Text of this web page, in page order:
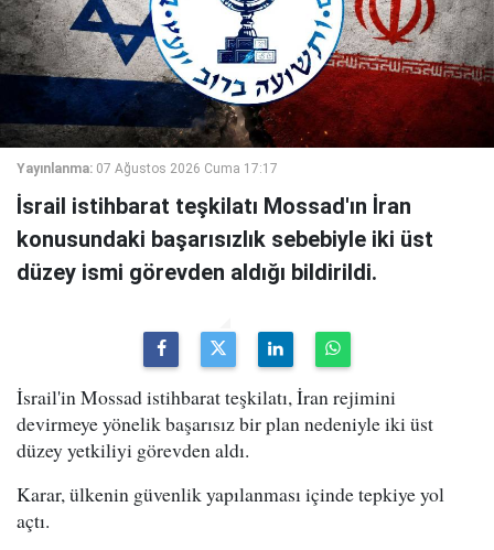
Yayınlanma: 07 Ağustos 2026 Cuma 17:17
İsrail istihbarat teşkilatı Mossad'ın İran
konusundaki başarısızlık sebebiyle iki üst
düzey ismi görevden aldığı bildirildi.
İsrail'in Mossad istihbarat teşkilatı, İran rejimini
devirmeye yönelik başarısız bir plan nedeniyle iki üst
düzey yetkiliyi görevden aldı.
Karar, ülkenin güvenlik yapılanması içinde tepkiye yol
açtı.